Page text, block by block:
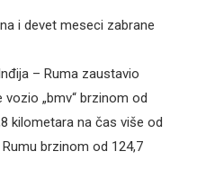
i devet meseci zabrane
– Ruma zaustavio
„bmv“ brzinom od
kilometara na čas više od
brzinom od 124,7